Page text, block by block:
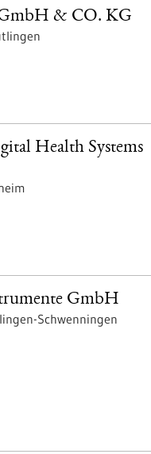
& CO. KG
Health Systems
GmbH
Schwenningen